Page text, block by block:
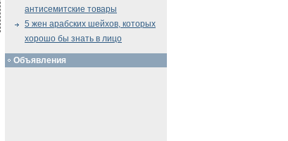
антисемитские товары
5 жен арабских шейхов, которых
хорошо бы знать в лицо
Объявления